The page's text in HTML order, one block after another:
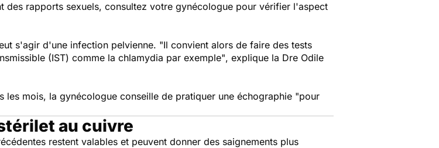
des rapports sexuels, consultez votre gynécologue pour vérifier l'aspect
s'agir d'une infection pelvienne. "Il convient alors de faire des tests
(IST) comme la chlamydia par exemple", explique la Dre Odile
les mois, la gynécologue conseille de pratiquer une échographie "pour
au cuivre
restent valables et peuvent donner des saignements plus